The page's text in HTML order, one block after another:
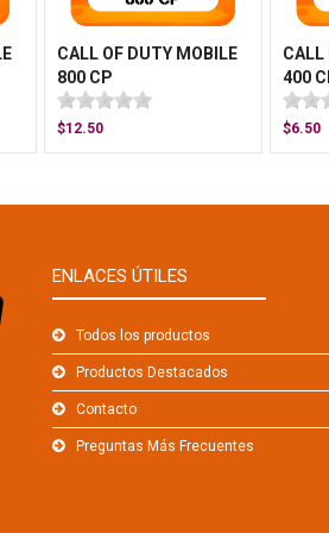
CALL OF DUTY MOBILE
800 CP
$12.50
CALL
400
$6.50
ENLACES ÚTILES
Todos los productos
Productos Destacados
Contacto
Preguntas Más Frecuentes